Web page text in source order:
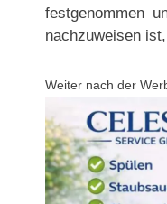
festgenommen
nachzuweisen
Weiter nach der